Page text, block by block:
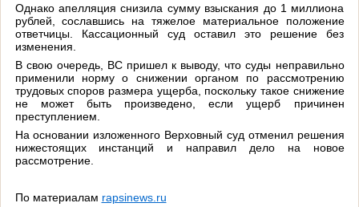
Однако апелляция снизила сумму взыскания до 1 миллиона
рублей, сославшись на тяжелое материальное положение
ответчицы. Кассационный суд оставил это решение без
изменения.
В свою очередь, ВС пришел к выводу, что суды неправильно
применили норму о снижении органом по рассмотрению
трудовых споров размера ущерба, поскольку такое снижение
не может быть произведено, если ущерб причинен
преступлением.
На основании изложенного Верховный суд отменил решения
нижестоящих инстанций и направил дело на новое
рассмотрение.
По материалам rapsinews.ru